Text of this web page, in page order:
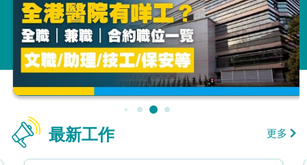
最新工作 更多